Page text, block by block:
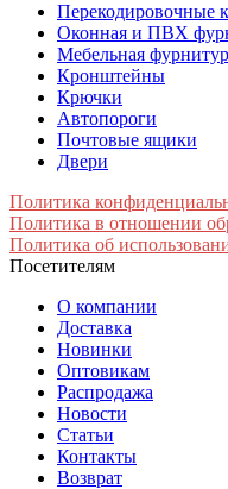
Перекодировочные
Оконная и ПВХ
Мебельная
Кронштейны
Крючки
Автопороги
Почтовые ящики
Двери
Политика
Политика в отношении
Политика об
Посетителям
О компании
Доставка
Новинки
Оптовикам
Распродажа
Новости
Статьи
Контакты
Возврат